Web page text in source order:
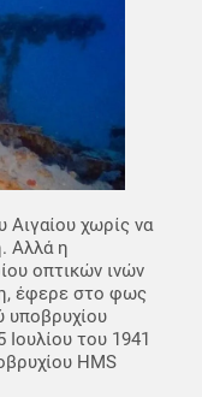
Αιγαίου χωρίς να
Αλλά η
οπτικών ινών
έφερε στο φως
υποβρυχίου
Ιουλίου του 1941
ΗMS